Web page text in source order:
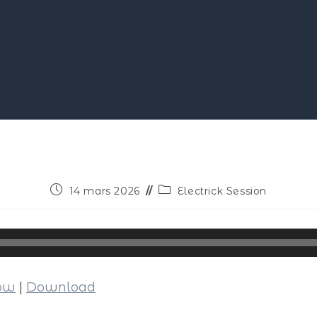
14 mars 2026 Electrick Session
Download